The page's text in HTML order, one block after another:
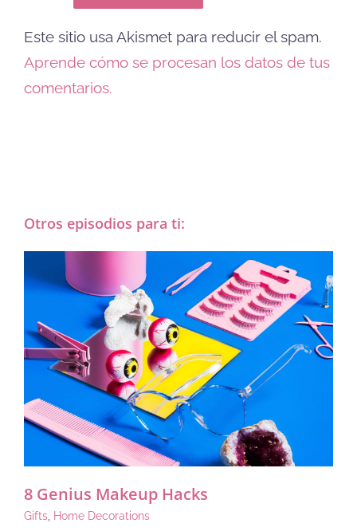
Este sitio usa Akismet para reducir el spam.
Aprende cómo se procesan los datos de tus
comentarios.
Otros episodios para ti:
8 Genius Makeup Hacks
Gifts Home Decorations